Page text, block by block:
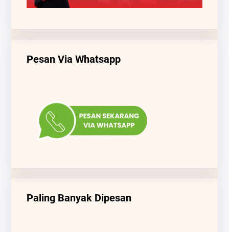
Pesan Via Whatsapp
Paling Banyak Dipesan